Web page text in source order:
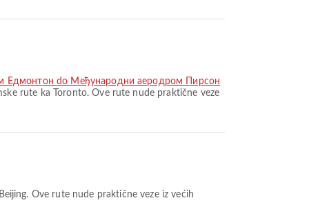
Eдмонтон do Међународни аеродром Пирсон
rute ka Toronto. Ove rute nude praktične veze
Ove rute nude praktične veze iz većih